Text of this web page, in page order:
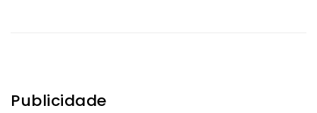
Publicidade